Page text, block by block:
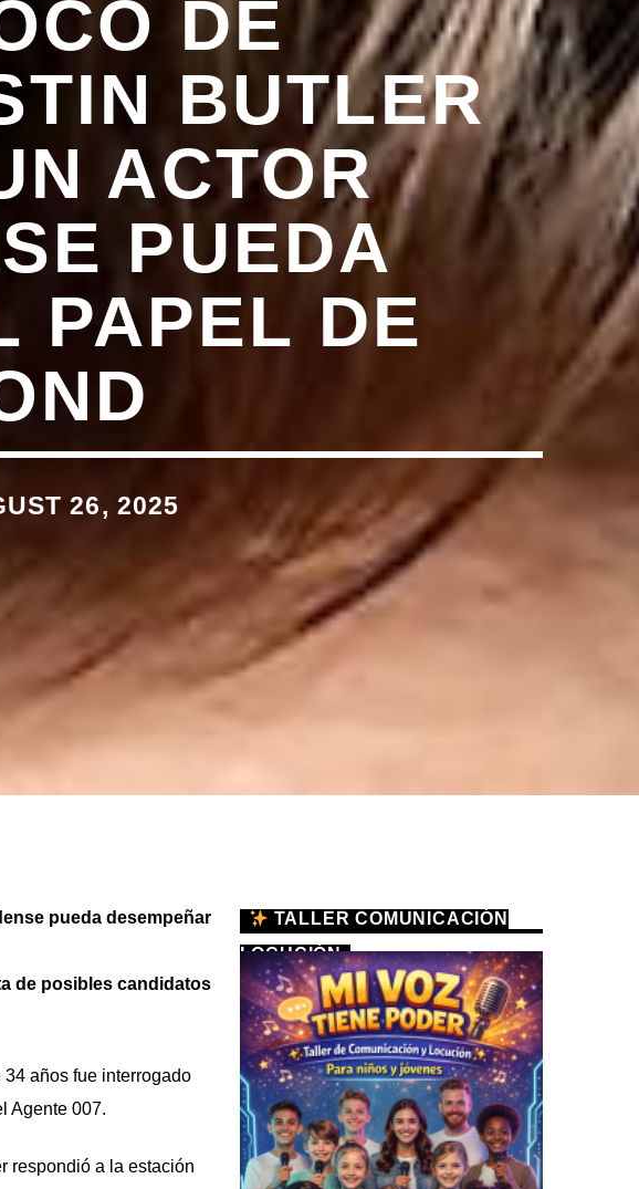
DE
BUTLER
ACTOR
PUEDA
PAPEL DE
26, 2025
pueda desempeñar
de posibles candidatos
años fue interrogado
Agente 007.
respondió a la estación
TALLER COMUNICACIÓN
LOCUCIÓN